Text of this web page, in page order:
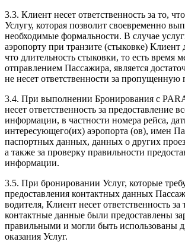
3.3. Клиент несет ответственность за то,
Услугу, которая позволит своевременно
необходимые формальности. В случае
аэропорту при транзите (стыковке) Клиент
что длительность стыковки, то есть время
отправлением Пассажира, является
не несет ответственности за пропущенную
3.4. При выполнении Бронирования с
несет ответственность за предоставление
информации, в частности номера рейса,
интересующего(их) аэропорта (ов), имен
паспортных данных, данных о других
а также за проверку правильности
информации.
3.5. При бронировании Услуг, которые
предоставления контактных данных
водителя, Клиент несет ответственность за
контактные данные были предоставлены
правильными и могли быть использованы
оказания Услуг.